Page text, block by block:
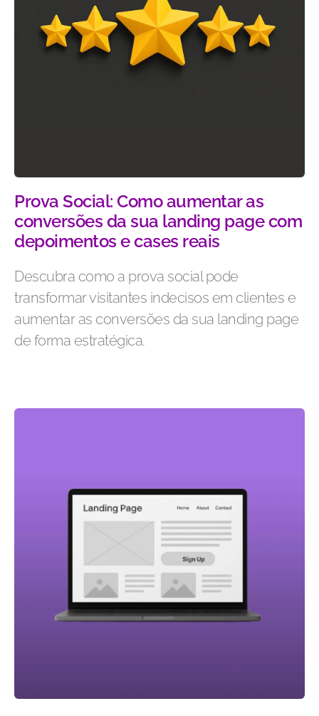
Prova Social: Como aumentar as
conversões da sua landing page com
depoimentos e cases reais
Descubra como a prova social pode
transformar visitantes indecisos em clientes e
aumentar as conversões da sua landing page
de forma estratégica.